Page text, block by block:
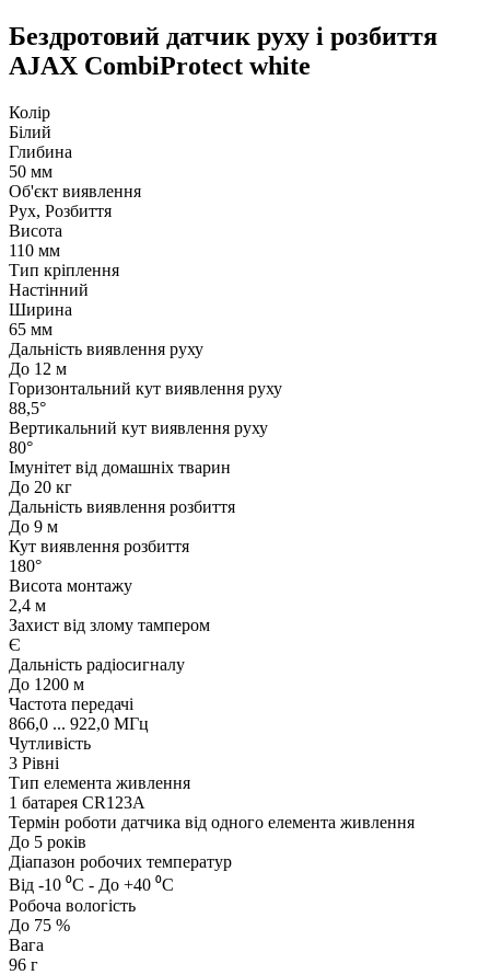
Бездротовий датчик руху і розбиття
AJAX CombiProtect white
Колір
Білий
Глибина
50 мм
Об'єкт виявлення
Рух, Розбиття
Висота
110 мм
Тип кріплення
Настінний
Ширина
65 мм
Дальність виявлення руху
До 12 м
Горизонтальний кут виявлення руху
88,5°
Вертикальний кут виявлення руху
80°
Імунітет від домашніх тварин
До 20 кг
Дальність виявлення розбиття
До 9 м
Кут виявлення розбиття
180°
Висота монтажу
2,4 м
Захист від злому тампером
Є
Дальність радіосигналу
До 1200 м
Частота передачі
866,0 ... 922,0 МГц
Чутливість
3 Рівні
Тип елемента живлення
1 батарея CR123A
Термін роботи датчика від одного елемента живлення
До 5 років
Діапазон робочих температур
Від -10 ⁰C - До +40 ⁰C
Робоча вологість
До 75 %
Вага
96 г